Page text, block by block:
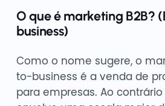
O que é marketing B2B?
business)
Como o nome sugere, o
to-business é a venda de
para empresas. Ao contrário